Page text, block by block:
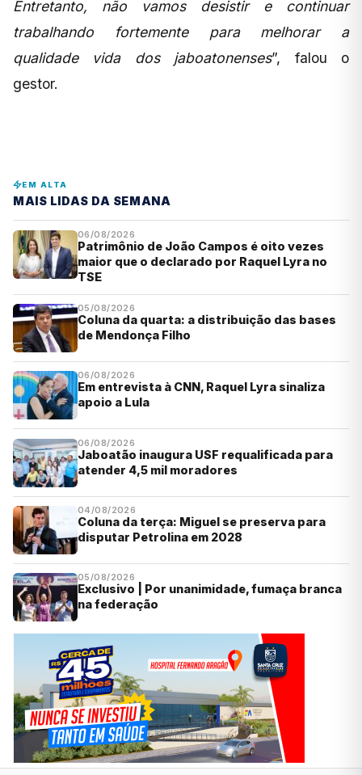
Entretanto, não vamos desistir e continuar
trabalhando fortemente para melhorar a
qualidade vida dos jaboatonenses”, falou o
gestor.
EM ALTA
MAIS LIDAS DA SEMANA
06/08/2026
Patrimônio de João Campos é oito vezes
maior que o declarado por Raquel Lyra no
TSE
05/08/2026
Coluna da quarta: a distribuição das bases
de Mendonça Filho
06/08/2026
Em entrevista à CNN, Raquel Lyra sinaliza
apoio a Lula
06/08/2026
Jaboatão inaugura USF requalificada para
atender 4,5 mil moradores
04/08/2026
Coluna da terça: Miguel se preserva para
disputar Petrolina em 2028
05/08/2026
Exclusivo | Por unanimidade, fumaça branca
na federação